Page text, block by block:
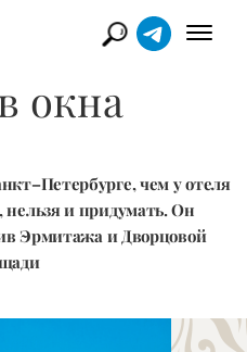
окна
чем у отеля
и придумать. Он
Эрмитажа и Дворцовой